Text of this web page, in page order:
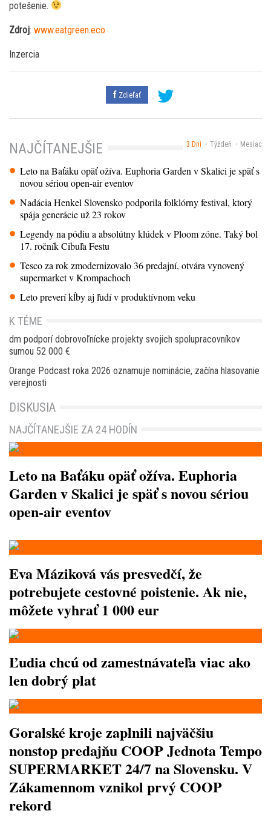
potešenie.
Zdroj: www.eatgreen.eco
Inzercia
Zdieľať
3 Dni Týždeň Mesiac
NAJČÍTANEJŠIE
Leto na Baťáku opäť ožíva. Euphoria Garden v Skalici je späť s
novou sériou open-air eventov
Nadácia Henkel Slovensko podporila folklórny festival, ktorý
spája generácie už 23 rokov
Legendy na pódiu a absolútny klúdek v Ploom zóne. Taký bol
17. ročník Cibuľa Festu
Tesco za rok zmodernizovalo 36 predajní, otvára vynovený
supermarket v Krompachoch
Leto preverí kĺby aj ľudí v produktívnom veku
K TÉME
dm podporí dobrovoľnícke projekty svojich spolupracovníkov
sumou 52 000 €
Orange Podcast roka 2026 oznamuje nominácie, začína hlasovanie
verejnosti
DISKUSIA
NAJČÍTANEJŠIE ZA 24 HODÍN
Leto na Baťáku opäť ožíva. Euphoria
Garden v Skalici je späť s novou sériou
open-air eventov
Eva Máziková vás presvedčí, že
potrebujete cestovné poistenie. Ak nie,
môžete vyhrať 1 000 eur
Ľudia chcú od zamestnávateľa viac ako
len dobrý plat
Goralské kroje zaplnili najväčšiu
nonstop predajňu COOP Jednota Tempo
SUPERMARKET 24/7 na Slovensku. V
Zákamennom vznikol prvý COOP
rekord